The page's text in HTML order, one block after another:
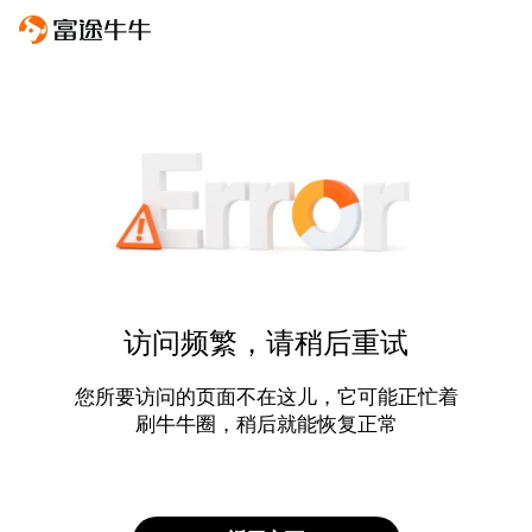
访问频繁，请稍后重试
您所要访问的页面不在这儿，它可能正忙着
刷牛牛圈，稍后就能恢复正常